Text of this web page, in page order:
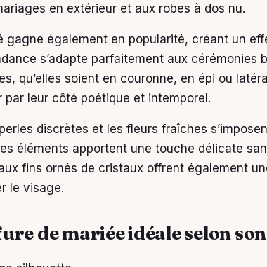
en extérieur et aux robes à dos nu.
gagne également en popularité, créant un
s’adapte parfaitement aux cérémonies
qu’elles soient en couronne, en épi ou
leur côté poétique et intemporel.
discrètes et les fleurs fraîches
éléments apportent une touche délicate
fins ornés de cristaux offrent également
le visage.
de mariée idéale selon